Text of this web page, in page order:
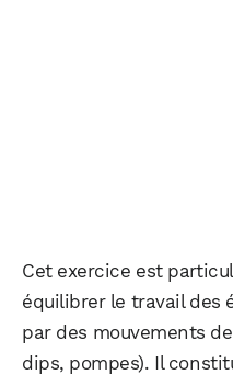
Cet exercice est
équilibrer le travail des
par des mouvements
dips, pompes). Il